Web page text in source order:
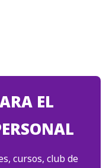
EL
cursos, club de